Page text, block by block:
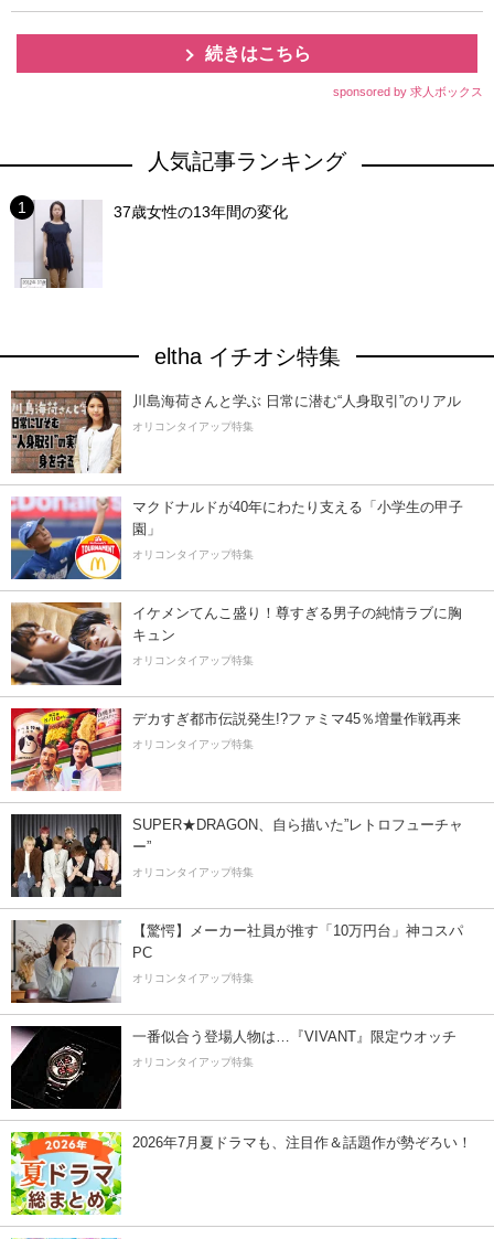
続きはこちら
sponsored by 求人ボックス
人気記事ランキング
37歳女性の13年間の変化
eltha イチオシ特集
川島海荷さんと学ぶ 日常に潜む“人身取引”のリアル
オリコンタイアップ特集
マクドナルドが40年にわたり支える「小学生の甲子
園」
オリコンタイアップ特集
イケメンてんこ盛り！尊すぎる男子の純情ラブに胸
キュン
オリコンタイアップ特集
デカすぎ都市伝説発生!?ファミマ45％増量作戦再来
オリコンタイアップ特集
SUPER★DRAGON、自ら描いた”レトロフューチャ
ー”
オリコンタイアップ特集
【驚愕】メーカー社員が推す「10万円台」神コスパ
PC
オリコンタイアップ特集
一番似合う登場人物は…『VIVANT』限定ウオッチ
オリコンタイアップ特集
2026年7月夏ドラマも、注目作＆話題作が勢ぞろい！